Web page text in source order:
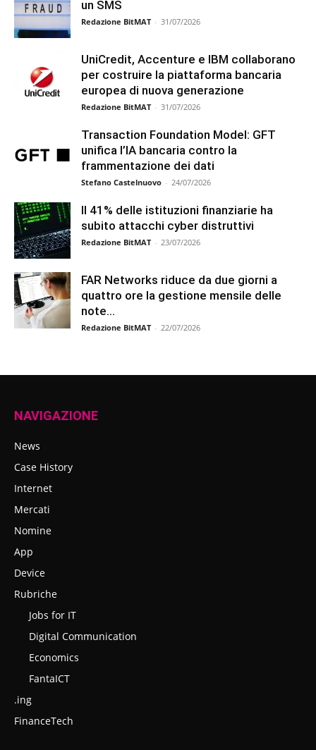
un SMS
Redazione BitMAT - 31/07/2026
UniCredit, Accenture e IBM collaborano
per costruire la piattaforma bancaria
europea di nuova generazione
Redazione BitMAT - 31/07/2026
Transaction Foundation Model: GFT
unifica l’IA bancaria contro la
frammentazione dei dati
Stefano Castelnuovo - 24/07/2026
Il 41% delle istituzioni finanziarie ha
subito attacchi cyber distruttivi
Redazione BitMAT - 23/07/2026
FAR Networks riduce da due giorni a
quattro ore la gestione mensile delle
note...
Redazione BitMAT - 22/07/2026
NAVIGAZIONE
News
Case History
Internet
Mercati
Nomine
App
Device
Rubriche
Jobs for IT
Digital Communication
Economics
FantaICT
.ing
FinanceTech